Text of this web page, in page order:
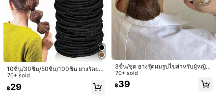
d***t สี: มัลติคัลเลอร์ / ประเภทสไตล์: หลากสี (4 ชิ้น)
magandaang qualitynice10/
มีประโยชน์(0)
c***9 สี: มัลติคัลเลอร์ / ประเภทสไตล์: หลากสี (2 ชิ้น)
Verynicemydaughterlikedit much.Thankyouseller.Will
orderagain
10ชิ้น/30ชิ้น/50ชิ้น/100ชิ้น ยางรัดผม
สีดำพื้นฐานที่มีความยืดหยุ่นสูง อุปกร
ณ์เสริมผม ยางรัดผมแบบสครันชี่ ที่รัดห
างม้า สไตล์สวยงาม
70+ sold
฿29
3ชิ้น/ชุด ยางรัดผมรูปไข่สำหรับผู้หญิง,
ยางรัดผมแฟชั่นหรูหราสำหรับหางม้า,
มวยผม, เหมาะสำหรับใส่ในชีวิตประจำ
วัน, ฤดูใบไม้ร่วง/ฤดูหนาว, ยางรัดผม,
70+ sold
฿39